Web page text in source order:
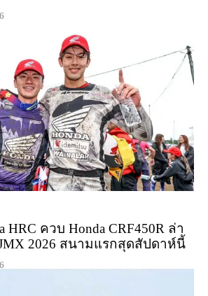
HRC ควบ Honda CRF450R ล่า
2026 สนามแรกสุดสัปดาห์นี้